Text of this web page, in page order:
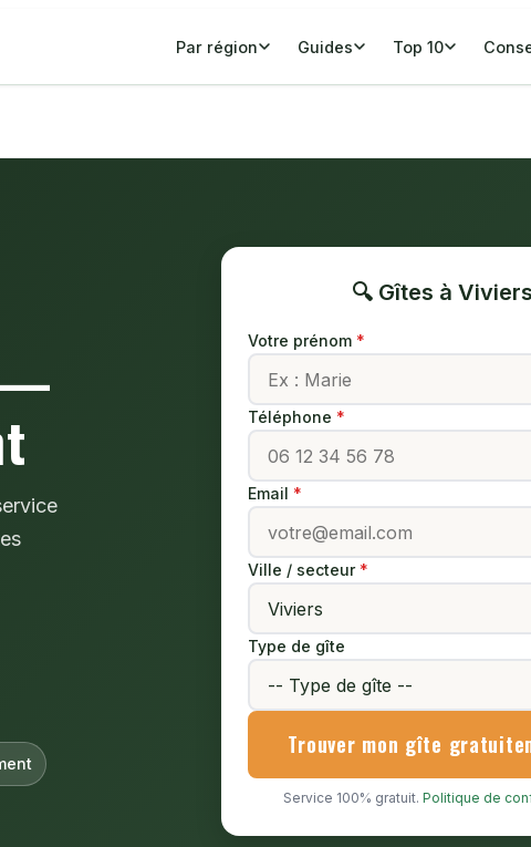
Par région Guides Top 10
—
🔍 Gîtes à Viviers
Votre prénom
Téléphone
Email
Ville / secteur
Type de gîte
Trouver mon gîte
Service 100% gratuit. Politique de